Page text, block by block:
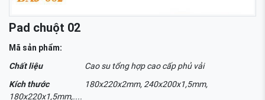
Pad chuột 02
Mã sản phẩm:
Chất liệu
Cao su tổng hợp cao cấp phủ vải
Kích thước
180x220x2mm, 240x200x1,5mm,
180x220x1,5mm,....